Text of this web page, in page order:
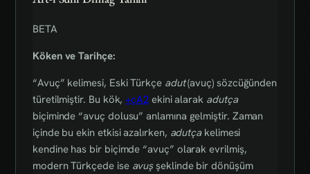
BETA
Köken ve Tarihçe:
“Avuç” kelimesi, Eski Türkçe adut(avuç) sözcüğünden
türetilmiştir. Bu kök,+çA2ekini alarak adutça
biçiminde “avuç dolusu” anlamına gelmiştir. Zaman
içinde bu ekin etkisi azalırken, adutçakelimesi
kendine has bir biçimde “avuç” olarak evrilmiş,
modern Türkçede ise avuşşeklinde bir dönüşüm